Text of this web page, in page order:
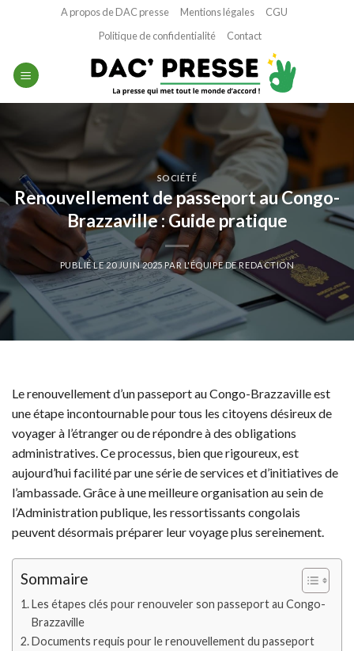
A propos de DAC presse Mentions légales
CGU
Politique de confidentialité
Contact
SOCIÉTÉ
Renouvellement de passeport au Congo-
Brazzaville : Guide pratique
PUBLIÉ LE20 JUIN 2025PAR L'ÉQUIPE DE REDACTION
Le renouvellement d’un passeport au Congo-Brazzaville est
une étape incontournable pour tous les citoyens désireux de
voyager à l’étranger ou de répondre à des obligations
administratives. Ce processus, bien que rigoureux, est
aujourd’hui facilité par une série de services et d’initiatives de
l’ambassade. Grâce à une meilleure organisation au sein de
l’Administration publique, les ressortissants congolais
peuvent désormais préparer leur voyage plus sereinement.
Sommaire
Les étapes clés pour renouveler son passeport au Congo-
Brazzaville
Documents requis pour le renouvellement du passeport